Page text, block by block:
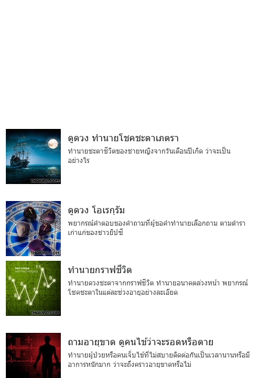
ดูดวง ทำนายโชคชะตาเภตรา
ทำนายชะตาชีวิตของชายหญิงจากวันเดือนปีเกิด ว่าจะเป็น
อย่างไร
ดูดวง โอเรกุรัม
พยากรณ์คำตอบของคำถามที่ผู้ขอคำทำนายเลือกถาม ตามตำรา
เก่าแก่ของชาวยิปซี
ทำนายกราฟชีวิต
ทำนายดวงชะตาจากกราฟชีวิต ทำนายอนาคตล่วงหน้า พยากรณ์
โชคชะตาในแต่ละช่วงอายุอย่างละเอียด
ถามอายุขาด ดูคนไข้ว่าจะรอดหรือตาย
ทำนายผู้ป่วยหรือคนเจ็บไข้ที่ไม่สบายติดต่อกันเป็นเวลานานหรือมี
อาการหนักมาก ว่าจะถึงคราวอายุขาดหรือไม่